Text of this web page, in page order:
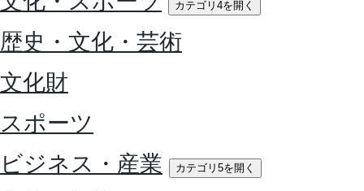
カテゴリ4を開く
歴史・文化・芸術
文化財
スポーツ
ビジネス・産業
カテゴリ5を開く